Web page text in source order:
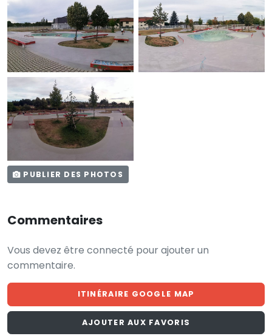
PUBLIER DES PHOTOS
Commentaires
Vous devez être connecté pour ajouter un
commentaire.
ITINÉRAIRE GOOGLE MAP
AJOUTER AUX FAVORIS